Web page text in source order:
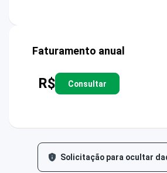
Faturamento anual
R$ Consultar
Solicitação para ocultar